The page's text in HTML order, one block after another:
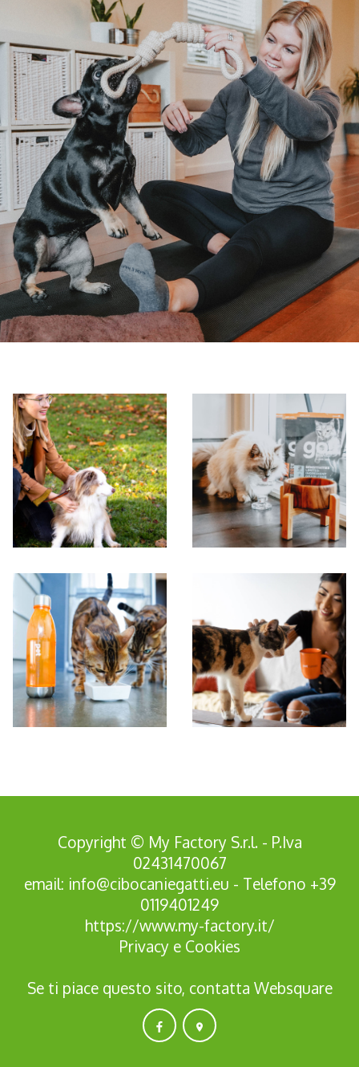
Copyright © My Factory S.r.l. - P.Iva
02431470067
email: info@cibocaniegatti.eu - Telefono +39
0119401249
https://www.my-factory.it/
Privacy e Cookies
Se ti piace questo sito, contatta Websquare